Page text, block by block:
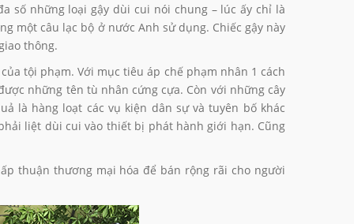
số những loại gậy dùi cui nói chung – lúc ấy chỉ là
một câu lạc bộ ở nước Anh sử dụng. Chiếc gậy này
thông.
tội phạm. Với mục tiêu áp chế phạm nhân 1 cách
những tên tù nhân cứng cựa. Còn với những cây
là hàng loạt các vụ kiện dân sự và tuyên bố khác
liệt dùi cui vào thiết bị phát hành giới hạn. Cũng
thuận thương mại hóa để bán rộng rãi cho người